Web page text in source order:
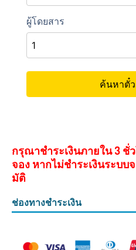
กรุณาชำระเงินภายใน 3 ชั่
จอง หากไม่ชำระเงินระบบ
มัติ
ช่องทางชำระเงิน